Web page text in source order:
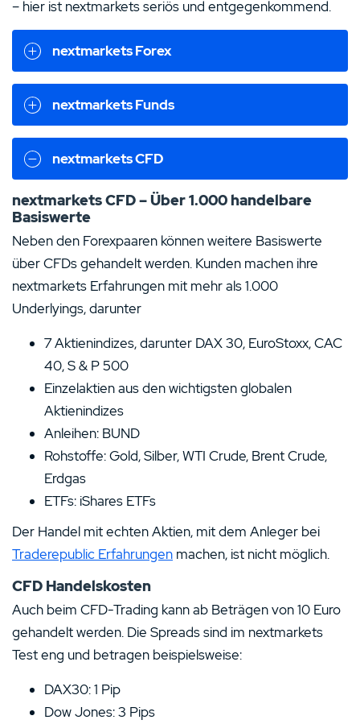
– hier ist nextmarkets seriös und entgegenkommend.
nextmarkets Forex
nextmarkets Funds
nextmarkets CFD
nextmarkets CFD – Über 1.000 handelbare
Basiswerte
Neben den Forexpaaren können weitere Basiswerte
über CFDs gehandelt werden. Kunden machen ihre
nextmarkets Erfahrungen mit mehr als 1.000
Underlyings, darunter
7 Aktienindizes, darunter DAX 30, EuroStoxx, CAC
40, S & P 500
Einzelaktien aus den wichtigsten globalen
Aktienindizes
Anleihen: BUND
Rohstoffe: Gold, Silber, WTI Crude, Brent Crude,
Erdgas
ETFs: iShares ETFs
Der Handel mit echten Aktien, mit dem Anleger bei
Traderepublic Erfahrungen machen, ist nicht möglich.
CFD Handelskosten
Auch beim CFD-Trading kann ab Beträgen von 10 Euro
gehandelt werden. Die Spreads sind im nextmarkets
Test eng und betragen beispielsweise:
DAX30: 1 Pip
Dow Jones: 3 Pips